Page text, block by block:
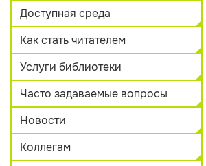
Доступная среда
Как стать читателем
Услуги библиотеки
Часто задаваемые вопросы
Новости
Коллегам